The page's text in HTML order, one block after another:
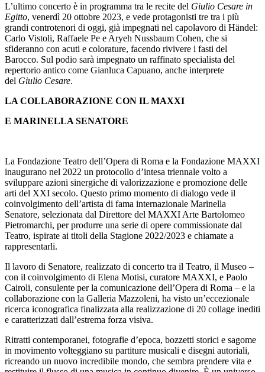
L’ultimo concerto è in programma tra le recite del Giulio Cesare in
Egitto, venerdì 20 ottobre 2023, e vede protagonisti tre tra i più
grandi controtenori di oggi, già impegnati nel capolavoro di Händel:
Carlo Vistoli, Raffaele Pe e Aryeh Nussbaum Cohen, che si
sfideranno con acuti e colorature, facendo rivivere i fasti del
Barocco. Sul podio sarà impegnato un raffinato specialista del
repertorio antico come Gianluca Capuano, anche interprete
del Giulio Cesare.
LA COLLABORAZIONE CON IL MAXXI
E MARINELLA SENATORE
La Fondazione Teatro dell’Opera di Roma e la Fondazione MAXXI
inaugurano nel 2022 un protocollo d’intesa triennale volto a
sviluppare azioni sinergiche di valorizzazione e promozione delle
arti del XXI secolo. Questo primo momento di dialogo vede il
coinvolgimento dell’artista di fama internazionale Marinella
Senatore, selezionata dal Direttore del MAXXI Arte Bartolomeo
Pietromarchi, per produrre una serie di opere commissionate dal
Teatro, ispirate ai titoli della Stagione 2022/2023 e chiamate a
rappresentarli.
Il lavoro di Senatore, realizzato di concerto tra il Teatro, il Museo –
con il coinvolgimento di Elena Motisi, curatore MAXXI, e Paolo
Cairoli, consulente per la comunicazione dell’Opera di Roma – e la
collaborazione con la Galleria Mazzoleni, ha visto un’eccezionale
ricerca iconografica finalizzata alla realizzazione di 20 collage inediti
e caratterizzati dall’estrema forza visiva.
Ritratti contemporanei, fotografie d’epoca, bozzetti storici e sagome
in movimento volteggiano su partiture musicali e disegni autoriali,
ricreando un nuovo incredibile mondo, che sembra prendere vita e